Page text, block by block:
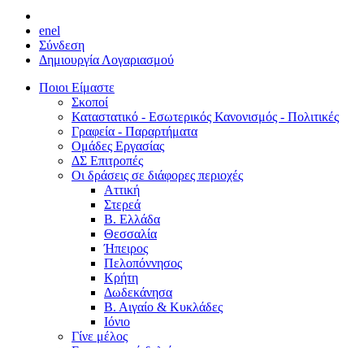
enel
Σύνδεση
Δημιουργία Λογαριασμού
Ποιοι Είμαστε
Σκοποί
Καταστατικό - Εσωτερικός Κανονισμός - Πολιτικές
Γραφεία - Παραρτήματα
Ομάδες Εργασίας
ΔΣ Επιτροπές
Οι δράσεις σε διάφορες περιοχές
Αττική
Στερεά
Β. Ελλάδα
Θεσσαλία
Ήπειρος
Πελοπόννησος
Κρήτη
Δωδεκάνησα
Β. Αιγαίο & Κυκλάδες
Ιόνιο
Γίνε μέλος